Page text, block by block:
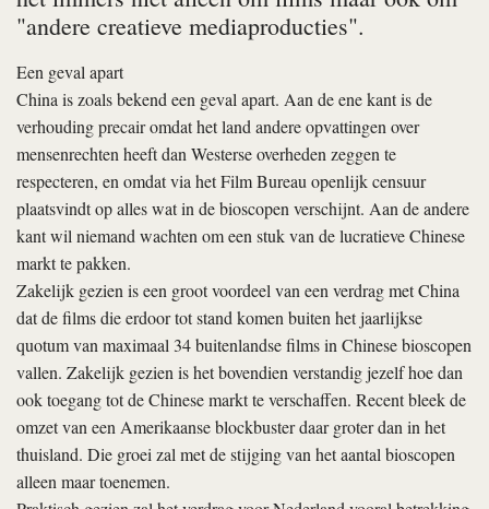
"andere creatieve mediaproducties".
Een geval apart
China is zoals bekend een geval apart. Aan de ene kant is de
verhouding precair omdat het land andere opvattingen over
mensenrechten heeft dan Westerse overheden zeggen te
respecteren, en omdat via het Film Bureau openlijk censuur
plaatsvindt op alles wat in de bioscopen verschijnt. Aan de andere
kant wil niemand wachten om een stuk van de lucratieve Chinese
markt te pakken.
Zakelijk gezien is een groot voordeel van een verdrag met China
dat de films die erdoor tot stand komen buiten het jaarlijkse
quotum van maximaal 34 buitenlandse films in Chinese bioscopen
vallen. Zakelijk gezien is het bovendien verstandig jezelf hoe dan
ook toegang tot de Chinese markt te verschaffen. Recent bleek de
omzet van een Amerikaanse blockbuster daar groter dan in het
thuisland. Die groei zal met de stijging van het aantal bioscopen
alleen maar toenemen.